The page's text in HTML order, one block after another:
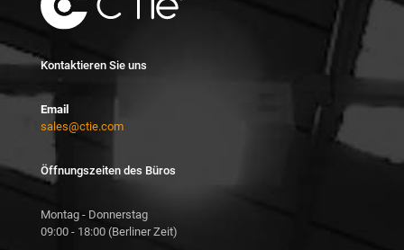
Kontaktieren Sie uns
Email
sales@ctie.com
Öffnungszeiten des Büros
Montag - Donnerstag
09:00 - 18:00 (Berliner Zeit)